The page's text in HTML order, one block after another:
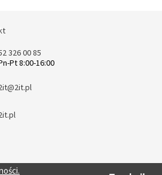
326 00 85
Pt 8:00-16:00